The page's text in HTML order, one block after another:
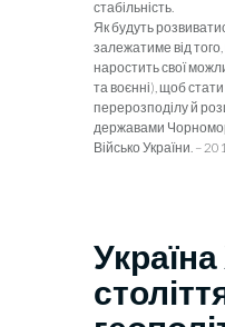
стабіль­ність.
Як будуть
залежатиме від того,
нарос­тить свої
та воєнні), щоб
пере­розподілу й
державами
Військо України. –
Україна